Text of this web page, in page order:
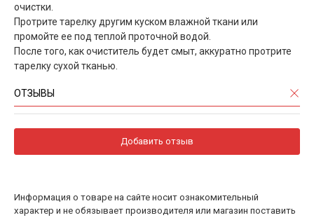
очистки.
Протрите тарелку другим куском влажной ткани или
промойте ее под теплой проточной водой.
После того, как очиститель будет смыт, аккуратно протрите
тарелку сухой тканью.
ОТЗЫВЫ
Добавить отзыв
Информация о товаре на сайте носит ознакомительный
характер и не обязывает производителя или магазин поставить